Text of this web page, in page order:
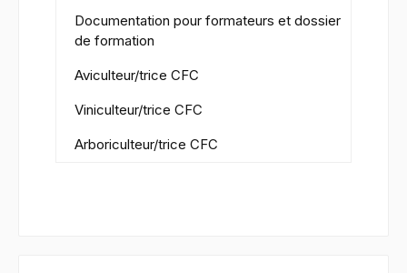
Documentation pour formateurs et dossier
de formation
Aviculteur/trice CFC
Viniculteur/trice CFC
Arboriculteur/trice CFC